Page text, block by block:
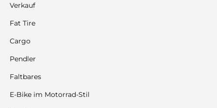
Verkauf
Fat Tire
Cargo
Pendler
Faltbares
E-Bike im Motorrad-Stil